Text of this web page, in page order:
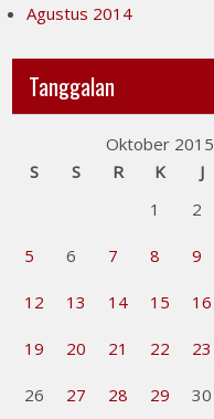
Agustus 2014
Tanggalan
Oktober 2015
S
S R K J
1
2
5 6 7 8 9
12 13 14 15 16
19 20 21 22 23
26 27 28 29 30